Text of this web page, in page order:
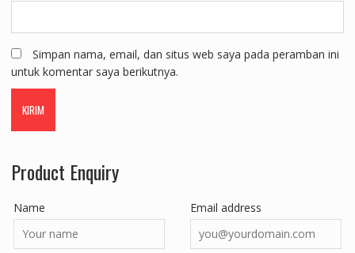
Simpan nama, email, dan situs web saya pada peramban ini
untuk komentar saya berikutnya.
Product Enquiry
Name Email address